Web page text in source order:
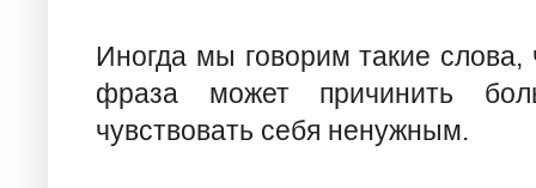
Иногда мы говорим такие слова,
фраза может причинить
чувствовать себя ненужным.